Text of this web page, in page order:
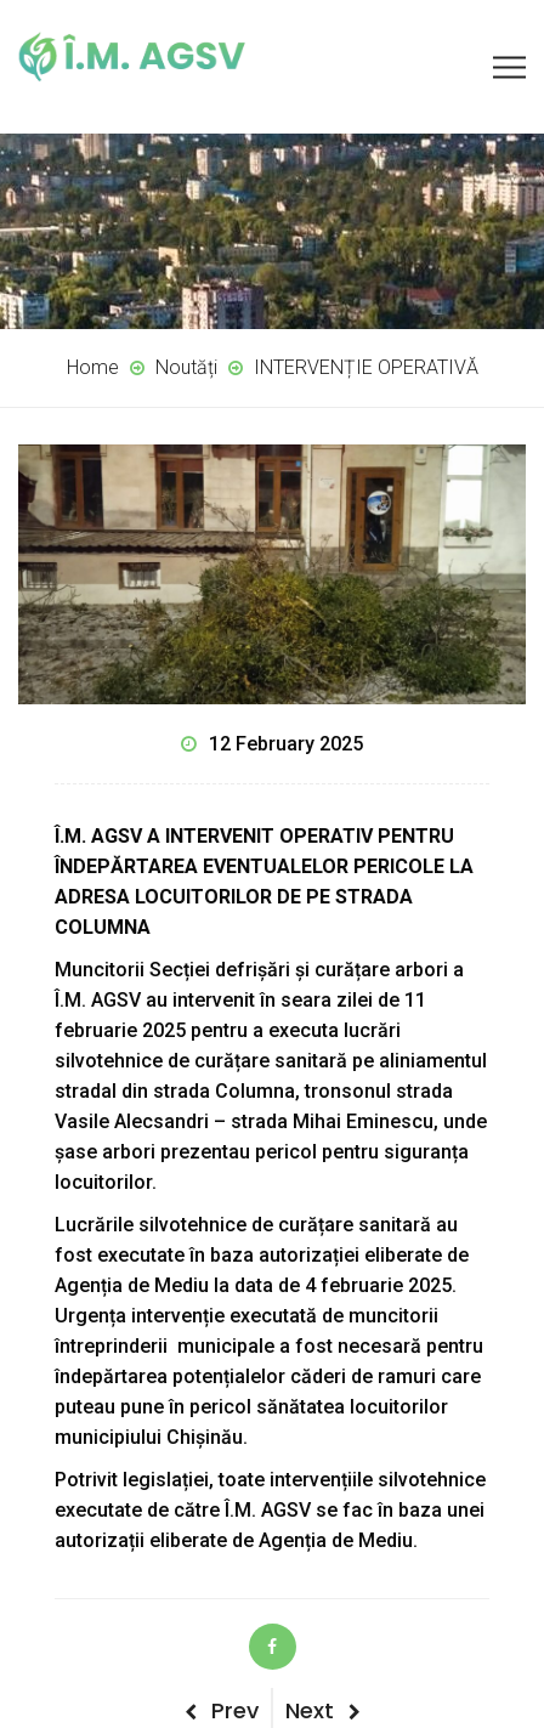
Home Noutăți INTERVENȚIE OPERATIVĂ
12 February 2025
Î.M. AGSV A INTERVENIT OPERATIV PENTRU
ÎNDEPĂRTAREA EVENTUALELOR PERICOLE LA
ADRESA LOCUITORILOR DE PE STRADA
COLUMNA
Muncitorii Secției defrișări și curățare arbori a
Î.M. AGSV au intervenit în seara zilei de 11
februarie 2025 pentru a executa lucrări
silvotehnice de curățare sanitară pe aliniamentul
stradal din strada Columna, tronsonul strada
Vasile Alecsandri – strada Mihai Eminescu, unde
șase arbori prezentau pericol pentru siguranța
locuitorilor.
Lucrările silvotehnice de curățare sanitară au
fost executate în baza autorizației eliberate de
Agenția de Mediu la data de 4 februarie 2025.
Urgența intervenție executată de muncitorii
întreprinderii municipale a fost necesară pentru
îndepărtarea potențialelor căderi de ramuri care
puteau pune în pericol sănătatea locuitorilor
municipiului Chișinău.
Potrivit legislației, toate intervențiile silvotehnice
executate de către Î.M. AGSV se fac în baza unei
autorizații eliberate de Agenția de Mediu.
Previous
Prev
Next
Next